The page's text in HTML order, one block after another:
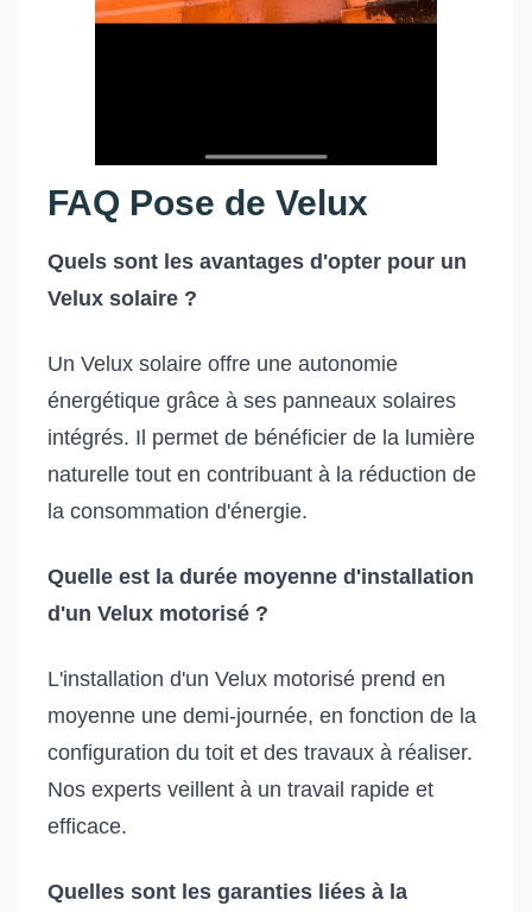
FAQ Pose de Velux
Quels sont les avantages d'opter pour un
Velux solaire ?
Un Velux solaire offre une autonomie
énergétique grâce à ses panneaux solaires
intégrés. Il permet de bénéficier de la lumière
naturelle tout en contribuant à la réduction de
la consommation d'énergie.
Quelle est la durée moyenne d'installation
d'un Velux motorisé ?
L'installation d'un Velux motorisé prend en
moyenne une demi-journée, en fonction de la
configuration du toit et des travaux à réaliser.
Nos experts veillent à un travail rapide et
efficace.
Quelles sont les garanties liées à la